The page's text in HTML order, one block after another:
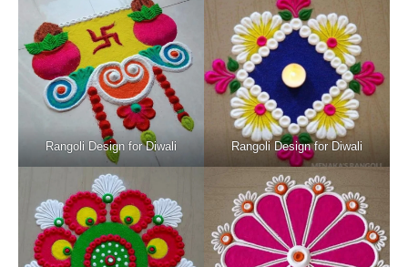
Rangoli Design for Diwali Rangoli Design for Diwali